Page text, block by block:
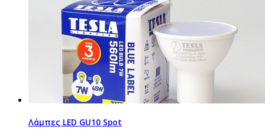
Λάμπες LED GU10 Spot